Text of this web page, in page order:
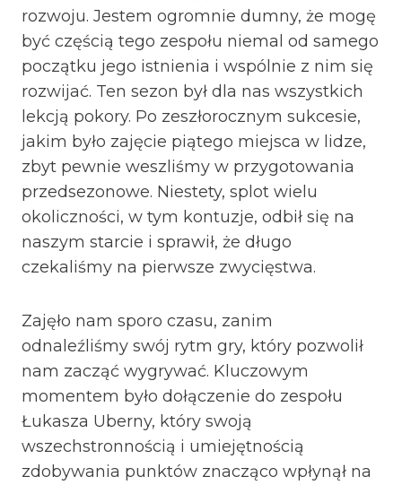
rozwoju. Jestem ogromnie dumny, że mogę
być częścią tego zespołu niemal od samego
początku jego istnienia i wspólnie z nim się
rozwijać. Ten sezon był dla nas wszystkich
lekcją pokory. Po zeszłorocznym sukcesie,
jakim było zajęcie piątego miejsca w lidze,
zbyt pewnie weszliśmy w przygotowania
przedsezonowe. Niestety, splot wielu
okoliczności, w tym kontuzje, odbił się na
naszym starcie i sprawił, że długo
czekaliśmy na pierwsze zwycięstwa.
Zajęło nam sporo czasu, zanim
odnaleźliśmy swój rytm gry, który pozwolił
nam zacząć wygrywać. Kluczowym
momentem było dołączenie do zespołu
Łukasza Uberny, który swoją
wszechstronnością i umiejętnością
zdobywania punktów znacząco wpłynął na